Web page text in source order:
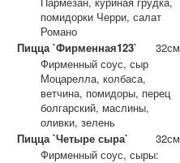
помидорки Черри, салат
Романо
Пицца `Фирменная123`
32см
Фирменный соус, сыр
Моцарелла, колбаса,
ветчина, помидоры, перец
болгарский, маслины,
оливки, зелень
Пицца `Четыре сыра`
32см
Фирменный соус, сыры: